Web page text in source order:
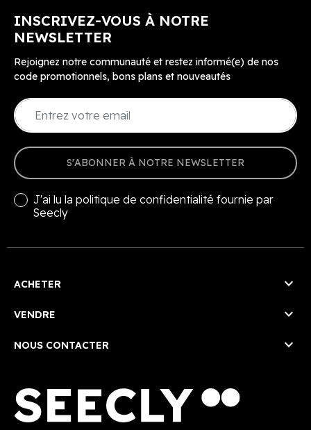
INSCRIVEZ-VOUS À NOTRE
NEWSLETTER
Rejoignez notre communauté et restez informé(e) de nos
code promotionnels, bons plans et nouveautés
S'ABONNER À NOTRE NEWSLETTER
J'ai lu la politique de confidentialité fournie par
Seecly
ACHETER 
VENDRE 
NOUS CONTACTER 